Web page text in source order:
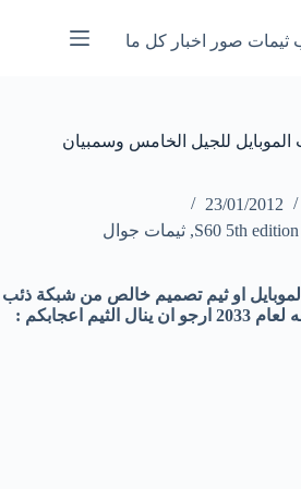
ثيمات صور اخبار كل ما
للجيل الخامس وسمبيان
23/01/2012
S60 5th
, ثيمات جوال
او ثيم تصميم خالص من شبكة ذئب
اعجابكم :